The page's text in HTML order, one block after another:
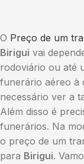
O Preço de um
Birigui vai
rodoviário ou até
funerário aéreo à
necessário ver a
Além disso é
funerários. Na
o preço de um
para Birigui.